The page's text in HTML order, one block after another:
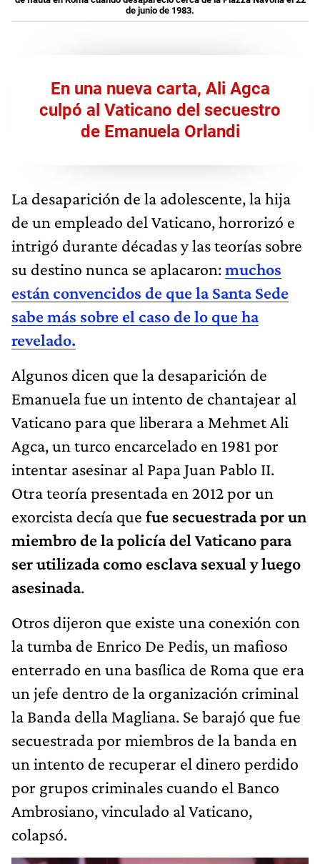
de junio de 1983.
En una nueva carta, Ali Agca
culpó al Vaticano del secuestro
de Emanuela Orlandi
La desaparición de la adolescente, la hija
de un empleado del Vaticano, horrorizó e
intrigó durante décadas y las teorías sobre
su destino nunca se aplacaron:muchos
están convencidos de que la Santa Sede
sabe más sobre el caso de lo que ha
revelado.
Algunos dicen que la desaparición de
Emanuela fue un intento de chantajear al
Vaticano para que liberara a Mehmet Ali
Agca, un turco encarcelado en 1981 por
intentar asesinar al Papa Juan Pablo II.
Otra teoría presentada en 2012 por un
exorcista decía que fue secuestrada por un
miembro de la policía del Vaticano para
ser utilizada como esclava sexual y luego
asesinada.
Otros dijeron que existe una conexión con
la tumba de Enrico De Pedis, un mafioso
enterrado en una basílica de Roma que era
un jefe dentro de la organización criminal
la Banda della Magliana. Se barajó que fue
secuestrada por miembros de la banda en
un intento de recuperar el dinero perdido
por grupos criminales cuando el Banco
Ambrosiano, vinculado al Vaticano,
colapsó.